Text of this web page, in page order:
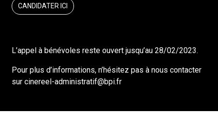
CANDIDATER ICI
L’appel à bénévoles reste ouvert jusqu’au 28/02/2023.
Pour plus d’informations, n’hésitez pas à nous contacter
sur cinereel-administratif@bpi.fr